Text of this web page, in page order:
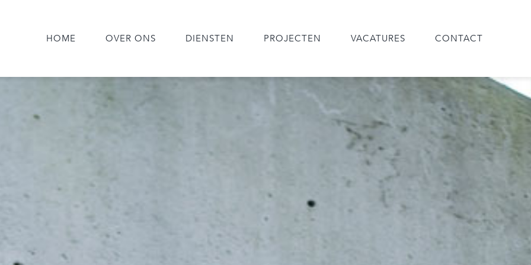
HOME OVER ONS DIENSTEN PROJECTEN VACATURES CONTACT